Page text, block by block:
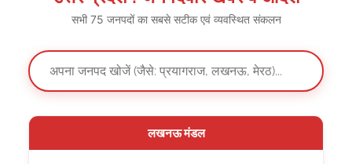
सभी 75 जनपदों का सबसे सटीक एवं व्यवस्थित संकलन
लखनऊ मंडल